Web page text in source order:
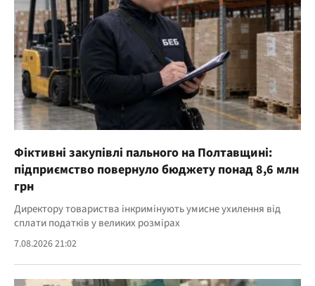
Фіктивні закупівлі пального на Полтавщині:
підприємство повернуло бюджету понад 8,6 млн
грн
Директору товариства інкримінують умисне ухилення від
сплати податків у великих розмірах
7.08.2026 21:02